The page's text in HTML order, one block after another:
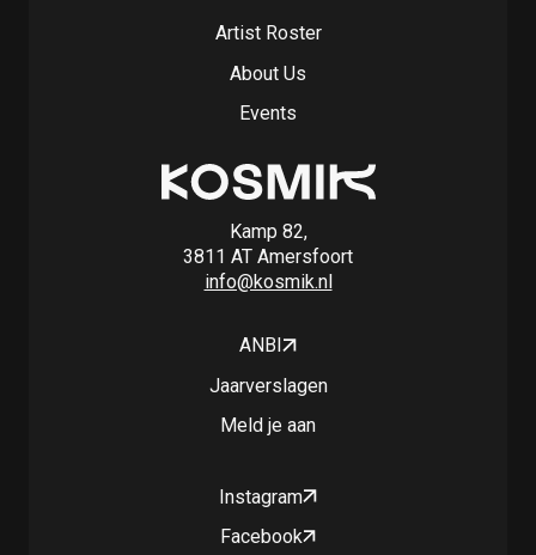
Artist Roster
About Us
Events
Kamp 82,
3811 AT Amersfoort
info@kosmik.nl
ANBI
Jaarverslagen
Meld je aan
Instagram
Facebook